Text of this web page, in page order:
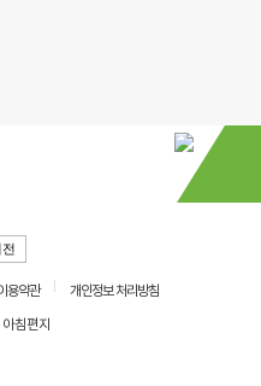
용약관
개인정보 처리방침
침편지